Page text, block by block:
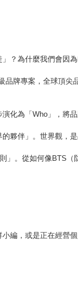
？為什麼我們會因
牌專案，全球頂
化為「Who」，將
夥伴」。世界觀，
。從如何像BTS
編，或是正在經營